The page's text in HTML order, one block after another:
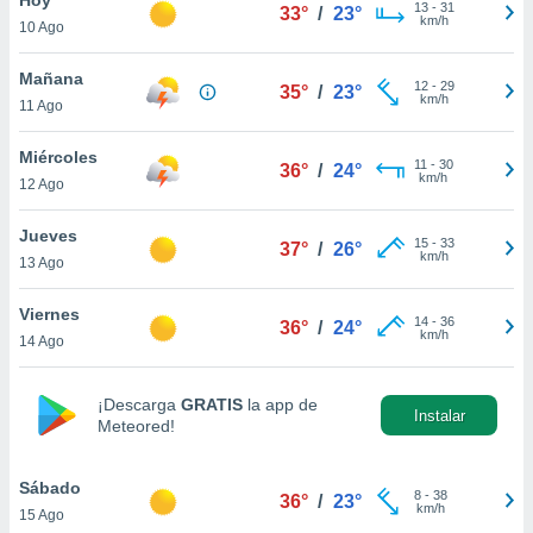
en
más
nuestra
de
aceptar
de
10 Ago
33° / 23° 13- 31
km/h
Mañana
11 Ago
35° / 23° 12- 29
km/h
Miércoles
12 Ago
36° / 24° 11 - 30
km/h
Jueves
13 Ago
37° / 26° 15- 33
km/h
Viernes
14 Ago
36° / 24° 14- 36
km/h
¡Descarga GRATIS la app de
Meteored!
Instalar
Sábado
15 Ago
36° / 23° 8- 38
km/h